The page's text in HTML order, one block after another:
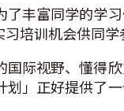
丰富同学的学
培训机会供同学
际视野、懂得
」正好提供了